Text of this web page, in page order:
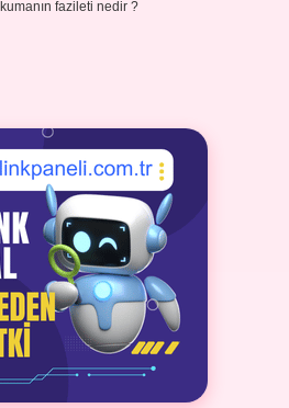
fazileti nedir ?